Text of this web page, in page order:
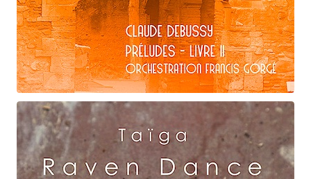
Claude Debussy
La puerta del vino